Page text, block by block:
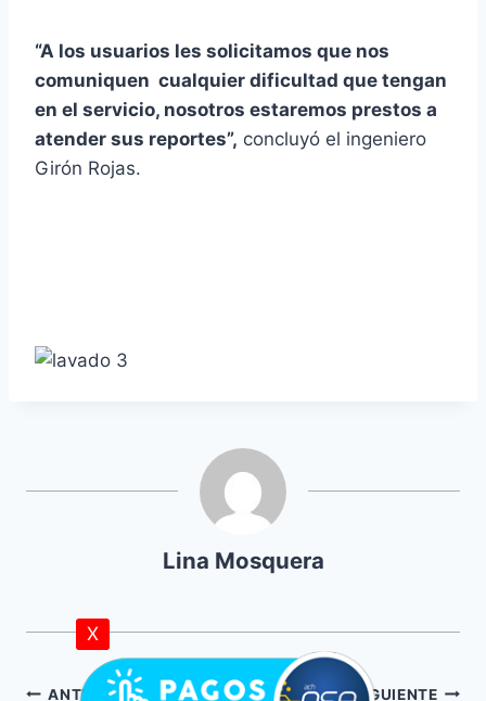
“A los usuarios les solicitamos que nos
comuniquen cualquier dificultad que tengan
en el servicio, nosotros estaremos prestos a
atender sus reportes”, concluyó el ingeniero
Girón Rojas.
Lina Mosquera
ANTERIOR SIGUIENTE
X